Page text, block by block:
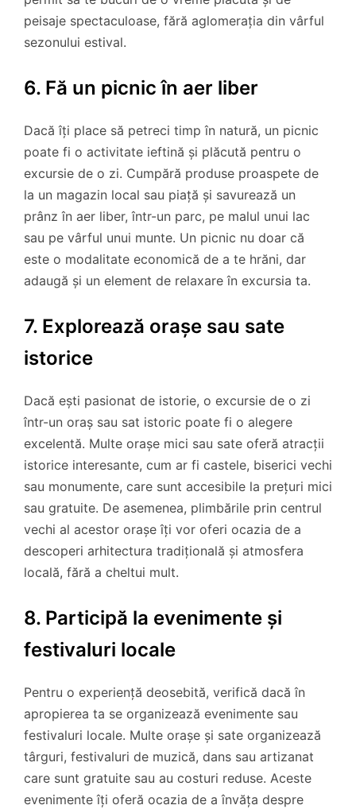
peisaje spectaculoase, fără aglomerația din vârful
sezonului estival.
6. Fă un picnic în aer liber
Dacă îți place să petreci timp în natură, un picnic
poate fi o activitate ieftină și plăcută pentru o
excursie de o zi. Cumpără produse proaspete de
la un magazin local sau piață și savurează un
prânz în aer liber, într-un parc, pe malul unui lac
sau pe vârful unui munte. Un picnic nu doar că
este o modalitate economică de a te hrăni, dar
adaugă și un element de relaxare în excursia ta.
7. Explorează orașe sau sate
istorice
Dacă ești pasionat de istorie, o excursie de o zi
într-un oraș sau sat istoric poate fi o alegere
excelentă. Multe orașe mici sau sate oferă atracții
istorice interesante, cum ar fi castele, biserici vechi
sau monumente, care sunt accesibile la prețuri mici
sau gratuite. De asemenea, plimbările prin centrul
vechi al acestor orașe îți vor oferi ocazia de a
descoperi arhitectura tradițională și atmosfera
locală, fără a cheltui mult.
8. Participă la evenimente și
festivaluri locale
Pentru o experiență deosebită, verifică dacă în
apropierea ta se organizează evenimente sau
festivaluri locale. Multe orașe și sate organizează
târguri, festivaluri de muzică, dans sau artizanat
care sunt gratuite sau au costuri reduse. Aceste
evenimente îți oferă ocazia de a învăța despre